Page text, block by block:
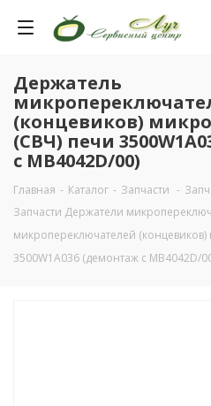
Держатель
(концевиков)
(СВЧ) печи
с MB4042D/00)
Главная - Каталог - Запчасти -
Запчасти Держатели
микропереключателей
3500W1A036 (демонтаж с MB4042D/